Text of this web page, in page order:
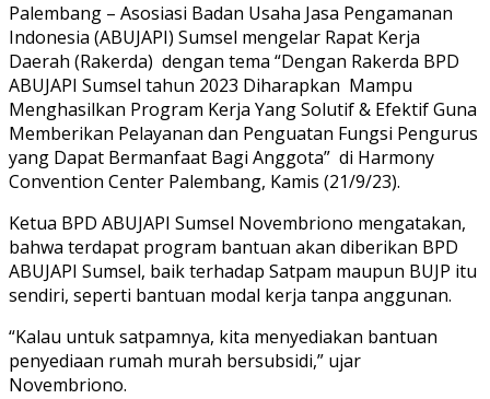
Palembang – Asosiasi Badan Usaha Jasa Pengamanan
Indonesia (ABUJAPI) Sumsel mengelar Rapat Kerja
Daerah (Rakerda) dengan tema “Dengan Rakerda BPD
ABUJAPI Sumsel tahun 2023 Diharapkan Mampu
Menghasilkan Program Kerja Yang Solutif & Efektif Guna
Memberikan Pelayanan dan Penguatan Fungsi Pengurus
yang Dapat Bermanfaat Bagi Anggota” di Harmony
Convention Center Palembang, Kamis (21/9/23).
Ketua BPD ABUJAPI Sumsel Novembriono mengatakan,
bahwa terdapat program bantuan akan diberikan BPD
ABUJAPI Sumsel, baik terhadap Satpam maupun BUJP itu
sendiri, seperti bantuan modal kerja tanpa anggunan.
“Kalau untuk satpamnya, kita menyediakan bantuan
penyediaan rumah murah bersubsidi,” ujar
Novembriono.